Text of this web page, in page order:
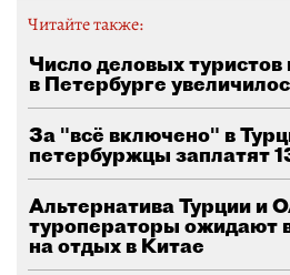
Читайте также:
Число деловых туристов
в Петербурге
За "всё включено" в
петербуржцы заплатят
Альтернатива Турции и
туроператоры ожидают
на отдых в Китае